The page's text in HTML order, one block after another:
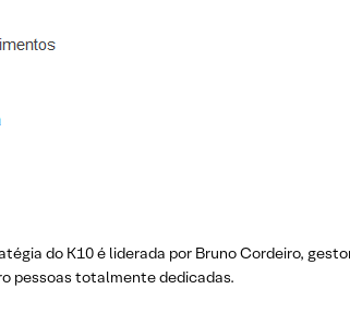
do K10 é liderada por Bruno Cordeiro,
pessoas totalmente dedicadas.